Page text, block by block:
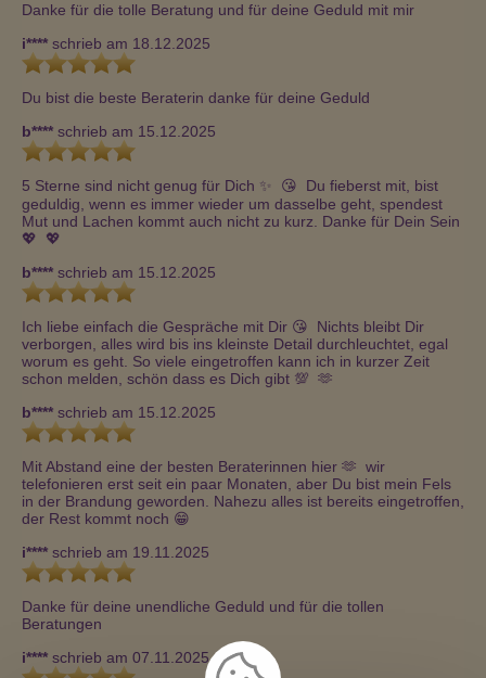
Danke für die tolle Beratung und für deine Geduld mit mir
i**** schrieb am 18.12.2025
Du bist die beste Beraterin danke für deine Geduld
b**** schrieb am 15.12.2025
5 Sterne sind nicht genug für Dich ✨  😘  Du fieberst mit, bist
geduldig, wenn es immer wieder um dasselbe geht, spendest
Mut und Lachen kommt auch nicht zu kurz. Danke für Dein Sein
💖  💖
b**** schrieb am 15.12.2025
Ich liebe einfach die Gespräche mit Dir 😘  Nichts bleibt Dir
verborgen, alles wird bis ins kleinste Detail durchleuchtet, egal
worum es geht. So viele eingetroffen kann ich in kurzer Zeit
schon melden, schön dass es Dich gibt 💯  🫶
b**** schrieb am 15.12.2025
Mit Abstand eine der besten Beraterinnen hier 🫶  wir
telefonieren erst seit ein paar Monaten, aber Du bist mein Fels
in der Brandung geworden. Nahezu alles ist bereits eingetroffen,
der Rest kommt noch 😁
i**** schrieb am 19.11.2025
Danke für deine unendliche Geduld und für die tollen
Beratungen
i**** schrieb am 07.11.2025